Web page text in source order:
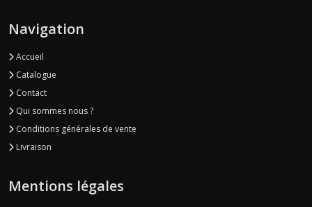
Navigation
Accueil
Catalogue
Contact
Qui sommes nous ?
Conditions générales de vente
Livraison
Mentions légales